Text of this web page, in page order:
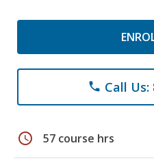
phone Call Us:
schedule 57 course hrs